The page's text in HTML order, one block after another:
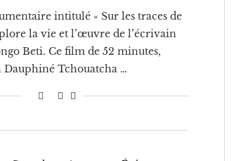
intitulé « Sur les traces de
la vie et l’œuvre de l’écrivain
Beti. Ce film de 52 minutes,
Dauphiné Tchouatcha …